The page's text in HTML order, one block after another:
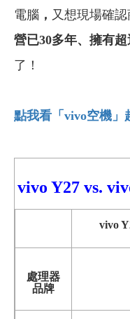
電腦 ， 又想現場確
營已30多年、 擁有
了！
點我看「vivo空機」
vivo Y27 vs.
vivo
處理器
品牌